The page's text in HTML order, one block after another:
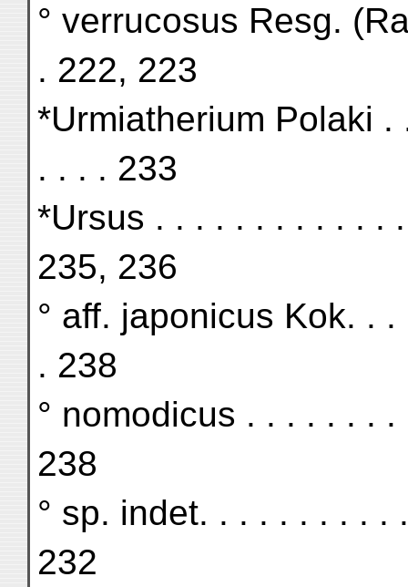
° verrucosus Resg.
. 222, 223
*Urmiatherium Polaki
. . . . 233
*Ursus . . . . . . . . . . . .
235, 236
° aff. japonicus Kok. .
. 238
° nomodicus . . . . . . .
238
° sp. indet. . . . . . . . .
232